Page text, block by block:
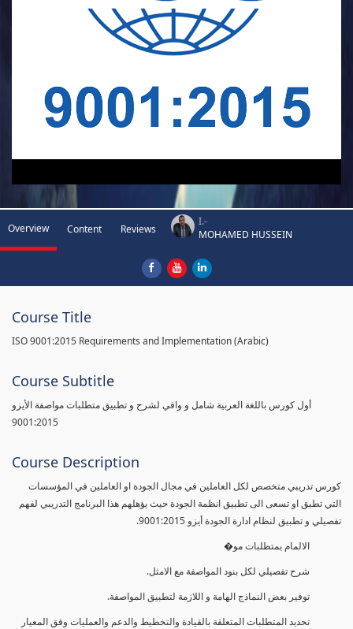
Overview Content Reviews
I.-
MOHAMED HUSSEIN
Course Title
ISO 9001:2015 Requirements and Implementation (Arabic)
Course Subtitle
أول كورس باللغة العربية شامل و وافي لشرح و تطبيق متطلبات مواصفة الأيزو
9001:2015
Course Description
كورس تدريبي متخصص لكل العاملين في مجال الجودة او العاملين في المؤسسات
التي تطبق او تسعى الى تطبيق انظمة الجودة حيث يؤهلهم هذا البرنامج التدريبي لفهم
تفصيلي و تطبيق لنظام ادارة الجودة أيزو 9001:2015.
الالمام بمتطلبات مو�
شرح تفصيلي لكل بنود المواصفة مع الامثل.
توفير بعض النماذج الهامة و اللازمة لتطبيق المواصفة.
تحديد المتطلبات المتعلقة بالقيادة والتخطيط والدعم والعمليات وفق المعيار